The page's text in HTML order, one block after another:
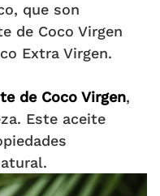
que son
de Coco Virgen
Extra Virgen.
de Coco Virgen,
Este aceite